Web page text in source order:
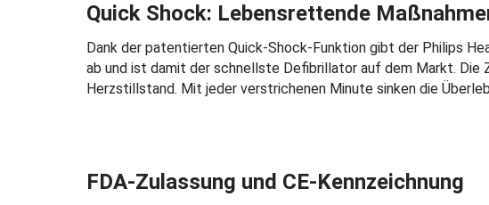
Quick Shock: Lebensrettende
Dank der patentierten Quick-Shock-Funktion gibt der Philips
ab und ist damit der schnellste Defibrillator auf dem Markt. Die
Herzstillstand. Mit jeder verstrichenen Minute sinken die
FDA-Zulassung und CE-Kennzeichnung